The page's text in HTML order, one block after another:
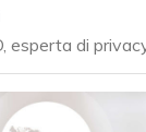
esperta di